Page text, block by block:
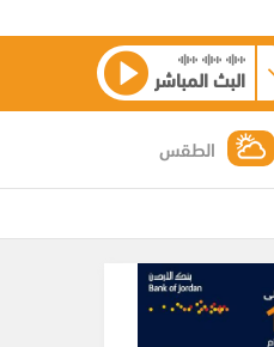
البث المباشر
الطقس